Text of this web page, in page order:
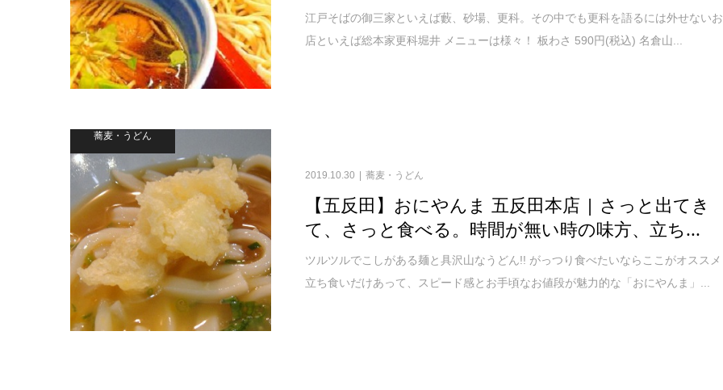
江戸そばの御三家といえば藪、砂場、更科。その中でも更科を語るには外せないお
店といえば総本家更科堀井 メニューは様々！ 板わさ 590円(税込) 名倉山...
蕎麦・うどん
2019.10.30 蕎麦・うどん
【五反田】おにやんま 五反田本店 | さっと出てき
て、さっと食べる。時間が無い時の味方、立ち...
ツルツルでこしがある麺と具沢山なうどん!! がっつり食べたいならここがオススメ
立ち食いだけあって、スピード感とお手頃なお値段が魅力的な「おにやんま」...